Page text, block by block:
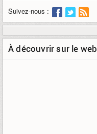
Suivez-nous :
À découvrir sur le web